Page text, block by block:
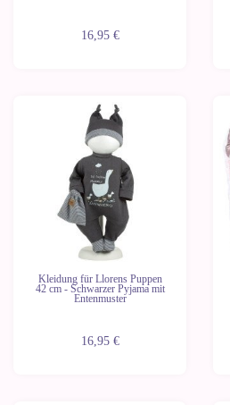
16,95 €
Kleidung für Llorens Puppen
42 cm - Schwarzer Pyjama mit
Entenmuster
16,95 €